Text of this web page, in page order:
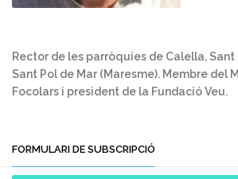
Rector de les parròquies de Calella,
Sant Pol de Mar (Maresme). Membre del
Focolars i president de la Fundació Veu.
FORMULARI DE SUBSCRIPCIÓ